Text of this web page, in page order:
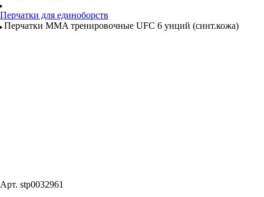
Перчатки для единоборств
Перчатки MMA тренировочные UFC 6 унций (синт.кожа)
Арт. stp0032961